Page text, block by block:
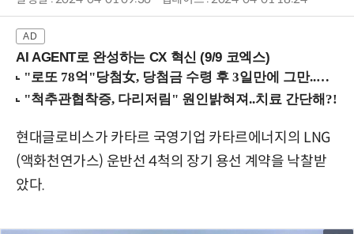
AI AGENT로 완성하는 CX 혁신 (9/9 코엑스)
현대글로비스가 카타르 국영기업 카타르에너지의 LNG
(액화천연가스) 운반선 4척의 장기 용선 계약을 낙찰받
았다.